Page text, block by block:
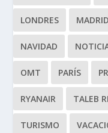
LONDRES MADRID
NAVIDAD
OMT PARÍS
RYANAIR TALEB
TURISMO